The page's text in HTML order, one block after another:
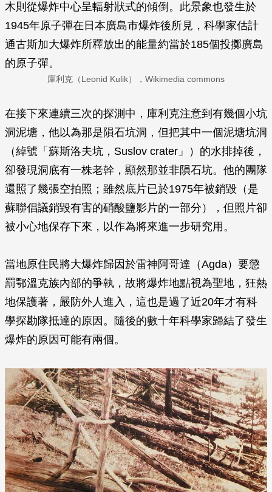
木則從爆炸中心呈輻射狀式的傾倒。此景象也發生於
1945年原子彈在日本廣島市爆炸後所見，科學家估計
通古斯加大爆炸所釋放出的能量約當於185個投擲廣島
的原子彈。
庫利克（Leonid Kulik），Wikimedia commons
在接下來連續三次的探測中，庫利克注意到有幾個小坑
洞泥塘，他以為那是隕石坑洞，但把其中一個泥塘坑洞
（綽號「蘇斯洛夫坑，Suslov crater」）的水排掉後，
卻發現洞底有一株老幹，顯然那並非隕石坑。他的團隊
還照了幾張空拍照；雖然底片已於1975年被銷毀（是
蘇聯倡議銷毀有害的硝酸鹽影片的一部分），但照片卻
被小心地保存下來，以作為將來進一步研究用。
當地原住民將大爆炸歸因於雷神阿哥達（Agda）要懲
罰鄂溫克族內部的爭執，故將爆炸地點視為聖地，狂熱
地保護著，嚴防外人進入，這也是過了近20年才有科
學探勘隊抵達的原因。隨後的數十年科學家歸結了發生
爆炸的原因可能有兩個。